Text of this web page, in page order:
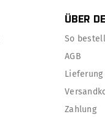
ÜBER
So
AGB
Lieferung
Zahlung